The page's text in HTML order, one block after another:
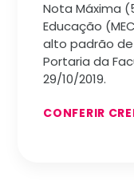
Nota Máxima
Educação
alto padrão
Portaria da
29/10/2019.
CONFERIR